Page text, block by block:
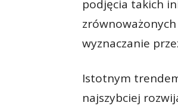
podjęcia takich
wyznaczanie
Istotnym
najszybciej